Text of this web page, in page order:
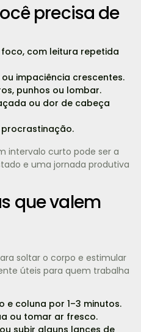
precisa de
com leitura repetida
impaciência crescentes.
punhos ou lombar.
ou dor de cabeça
intervalo curto pode ser a
e uma jornada produtiva
que valem
soltar o corpo e estimular
úteis para quem trabalha
coluna por 1–3 minutos.
ou tomar ar fresco.
subir alguns lances de